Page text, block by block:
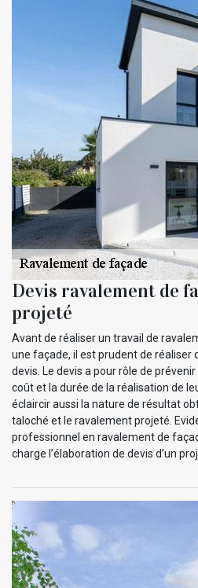
Devis ravalement de
projeté
Avant de réaliser un travail de
une façade, il est prudent de réaliser
devis. Le devis a pour rôle de
coût et la durée de la réalisation de
éclaircir aussi la nature de résultat
taloché et le ravalement projeté.
professionnel en ravalement de
charge l’élaboration de devis d’un